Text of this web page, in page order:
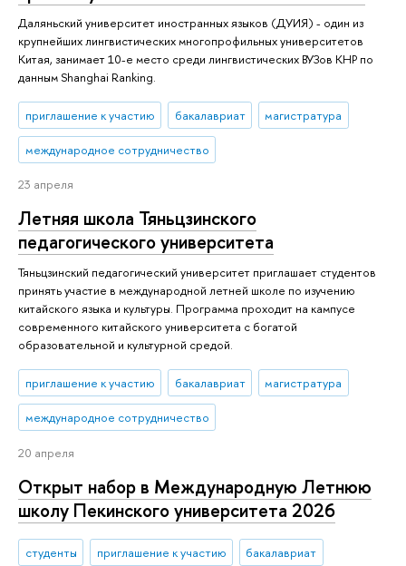
Даляньский университет иностранных языков (ДУИЯ) - один из
крупнейших лингвистических многопрофильных университетов
Китая, занимает 10-е место среди лингвистических ВУЗов КНР по
данным Shanghai Ranking.
приглашение к участию бакалавриат магистратура
международное сотрудничество
23 апреля
Летняя школа Тяньцзинского
педагогического университета
Тяньцзинский педагогический университет приглашает студентов
принять участие в международной летней школе по изучению
китайского языка и культуры. Программа проходит на кампусе
современного китайского университета с богатой
образовательной и культурной средой.
приглашение к участию бакалавриат магистратура
международное сотрудничество
20 апреля
Открыт набор в Международную Летнюю
школу Пекинского университета 2026
студенты приглашение к участию бакалавриат